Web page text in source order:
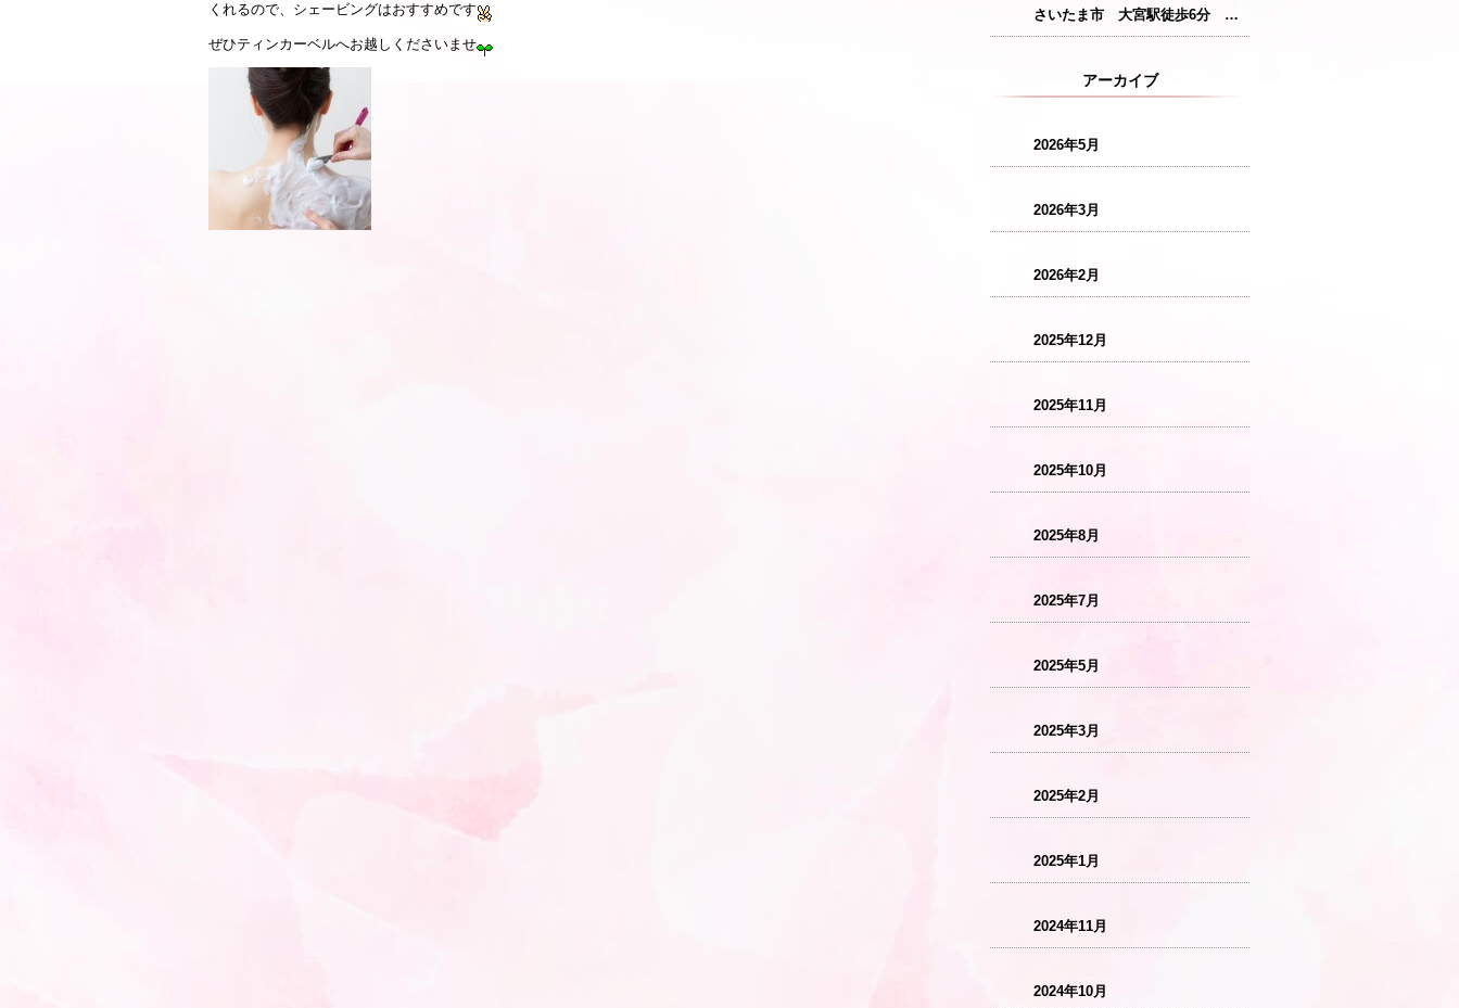
くれるので、シェービングはおすすめです
ぜひティンカーベルへお越しくださいませ
さいたま市 大宮駅徒歩6分 レディースシェービング『敏感肌の方にも安心パック』
アーカイブ
2026年5月
2026年3月
2026年2月
2025年12月
2025年11月
2025年10月
2025年8月
2025年7月
2025年5月
2025年3月
2025年2月
2025年1月
2024年11月
2024年10月